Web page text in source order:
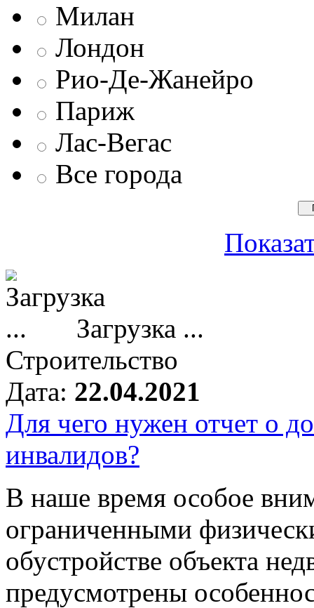
Милан
Лондон
Рио-Де-Жанейро
Париж
Лас-Вегас
Все города
Загрузка ...
Строительство
Дата: 22.04.2021
Для чего нужен отчет о
инвалидов?
В наше время особое
ограниченными
обустройстве объекта
предусмотрены